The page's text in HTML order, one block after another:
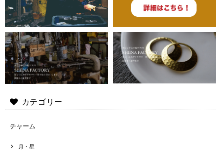
カテゴリー
チャーム
月・星